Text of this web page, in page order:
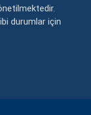
durumlar için